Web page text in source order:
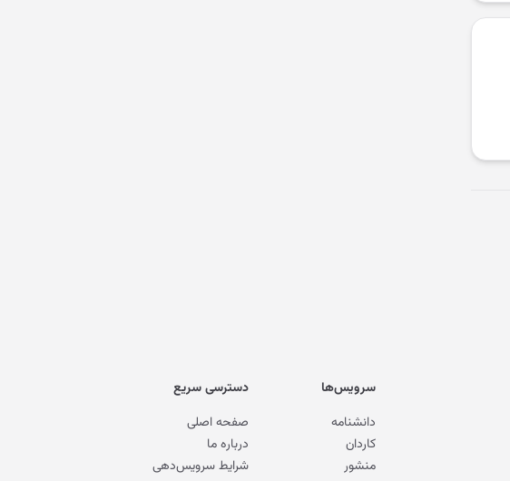
سرویس‌ها
دانشنامه
کاردان
منشور
دسترسی سریع
صفحه اصلی
درباره ما
شرایط سرویس‌دهی